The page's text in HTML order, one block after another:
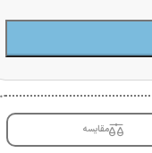
مقایسه